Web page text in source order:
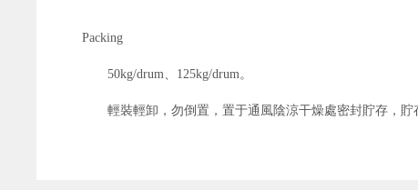
Packing
50kg/drum 125kg/drum 。
輕裝輕卸，勿倒置，置于通風陰涼干燥處密封貯存，貯